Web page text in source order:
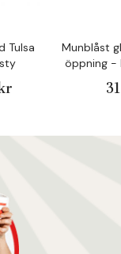
Tulsa
Munblåst
öppning -